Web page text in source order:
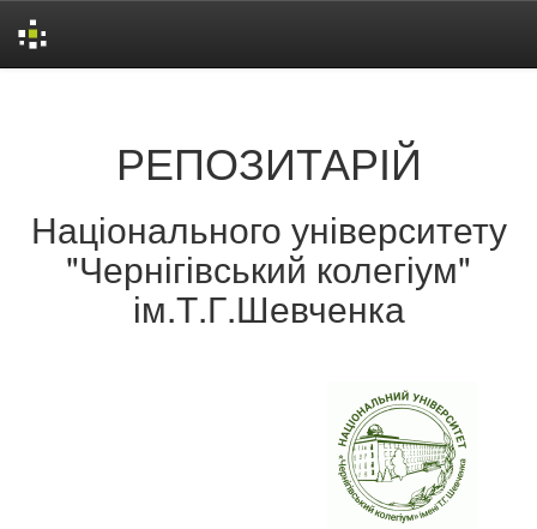
РЕПОЗИТАРІЙ
Національного університету
"Чернігівський колегіум"
ім.Т.Г.Шевченка